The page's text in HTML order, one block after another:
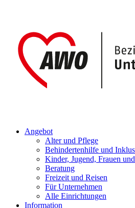
Angebot
Alter und Pflege
Behindertenhilfe und
Kinder, Jugend, Frauen
Beratung
Freizeit und Reisen
Für Unternehmen
Alle Einrichtungen
Information